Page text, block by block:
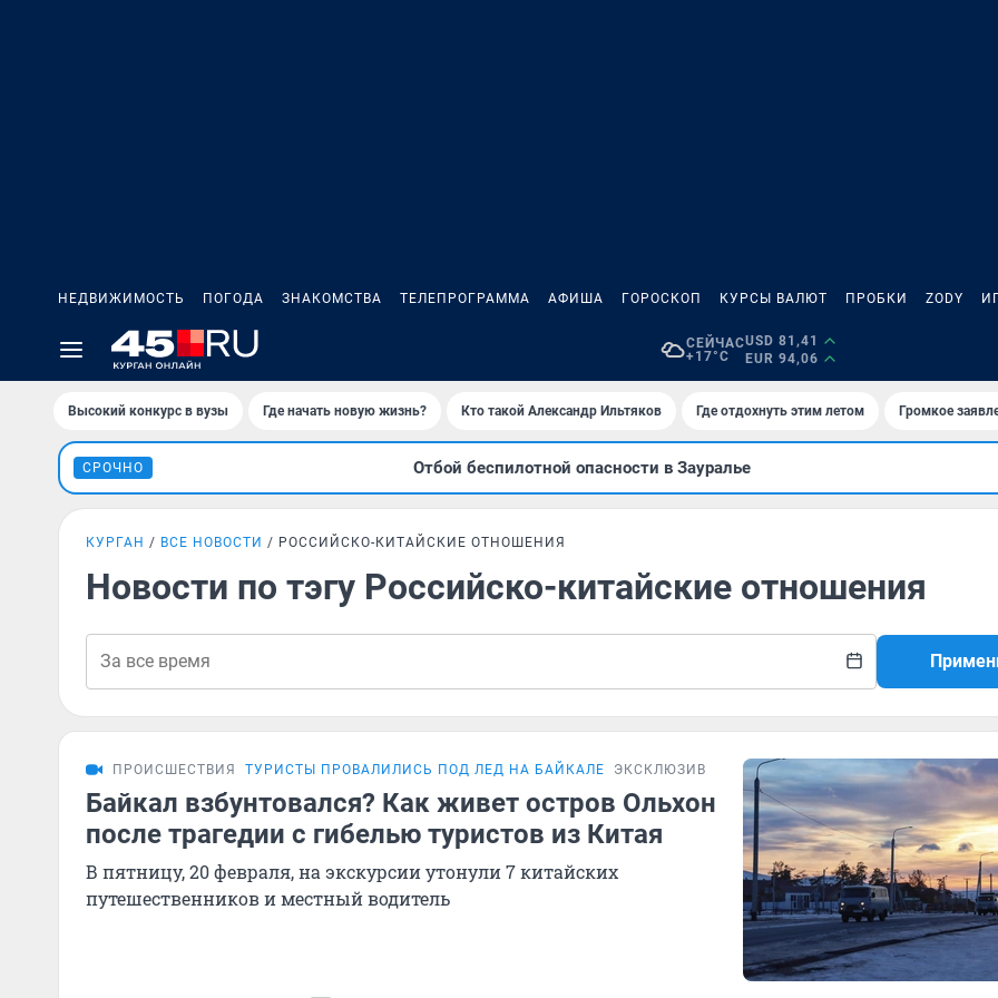
НЕДВИЖИМОСТЬ ПОГОДА ЗНАКОМСТВА ТЕЛЕПРОГРАММА АФИША ГОРОСКОП КУРСЫ ВАЛЮТ ПРОБКИ ZODY
СЕЙЧАС
+17°C
USD 81,41
EUR 94,06
Высокий конкурс в вузы Где начать новую жизнь? Кто такой Александр Ильтяков Где отдохнуть этим летом Громкое
СРОЧНО Отбой беспилотной опасности в Зауралье
КУРГАН ВСЕ НОВОСТИ РОССИЙСКО-КИТАЙСКИЕ ОТНОШЕНИЯ
Новости по тэгу Российско-китайские отношения
ПРОИСШЕСТВИЯ ТУРИСТЫ ПРОВАЛИЛИСЬ ПОД ЛЕД НА БАЙКАЛЕ ЭКСКЛЮЗИВ
Байкал взбунтовался? Как живет остров Ольхон
после трагедии с гибелью туристов из Китая
В пятницу, 20 февраля, на экскурсии утонули 7 китайских
путешественников и местный водитель